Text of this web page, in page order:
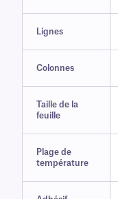
Lignes
Colonnes
Taille de la
feuille
Plage de
température